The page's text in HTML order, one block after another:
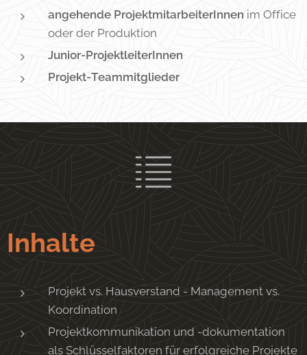
angehende ProjektmitarbeiterInnen im Office
oder der Produktion
Junior-ProjektleiterInnen
Projekt-Teammitglieder
Inhalte
Projekt vs. Hausverstand - Management vs.
Koordination
Projektkommunikation und -dokumentation
als Schlüsselfaktoren für erfolgreiche Projekte